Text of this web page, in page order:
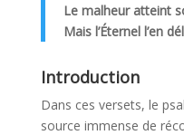
Le malheur atteint
Mais l’Éternel l’en
Introduction
Dans ces versets, le
source immense de